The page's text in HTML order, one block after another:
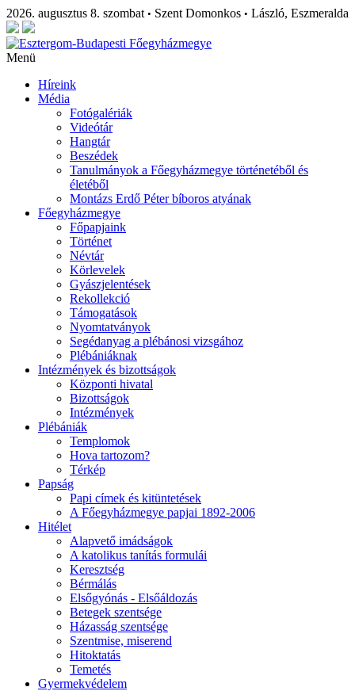
2026. augusztus 8. szombat • Szent Domonkos • László, Eszmeralda
Menü
Híreink
Média
Fotógalériák
Videótár
Hangtár
Beszédek
Tanulmányok a Főegyházmegye történetéből és
életéből
Montázs Erdő Péter bíboros atyának
Főegyházmegye
Főpapjaink
Történet
Névtár
Körlevelek
Gyászjelentések
Rekollekció
Támogatások
Nyomtatványok
Segédanyag a plébánosi vizsgához
Plébániáknak
Intézmények és bizottságok
Központi hivatal
Bizottságok
Intézmények
Plébániák
Templomok
Hova tartozom?
Térkép
Papság
Papi címek és kitüntetések
A Főegyházmegye papjai 1892-2006
Hitélet
Alapvető imádságok
A katolikus tanítás formulái
Keresztség
Bérmálás
Elsőgyónás - Elsőáldozás
Betegek szentsége
Házasság szentsége
Szentmise, miserend
Hitoktatás
Temetés
Gyermekvédelem